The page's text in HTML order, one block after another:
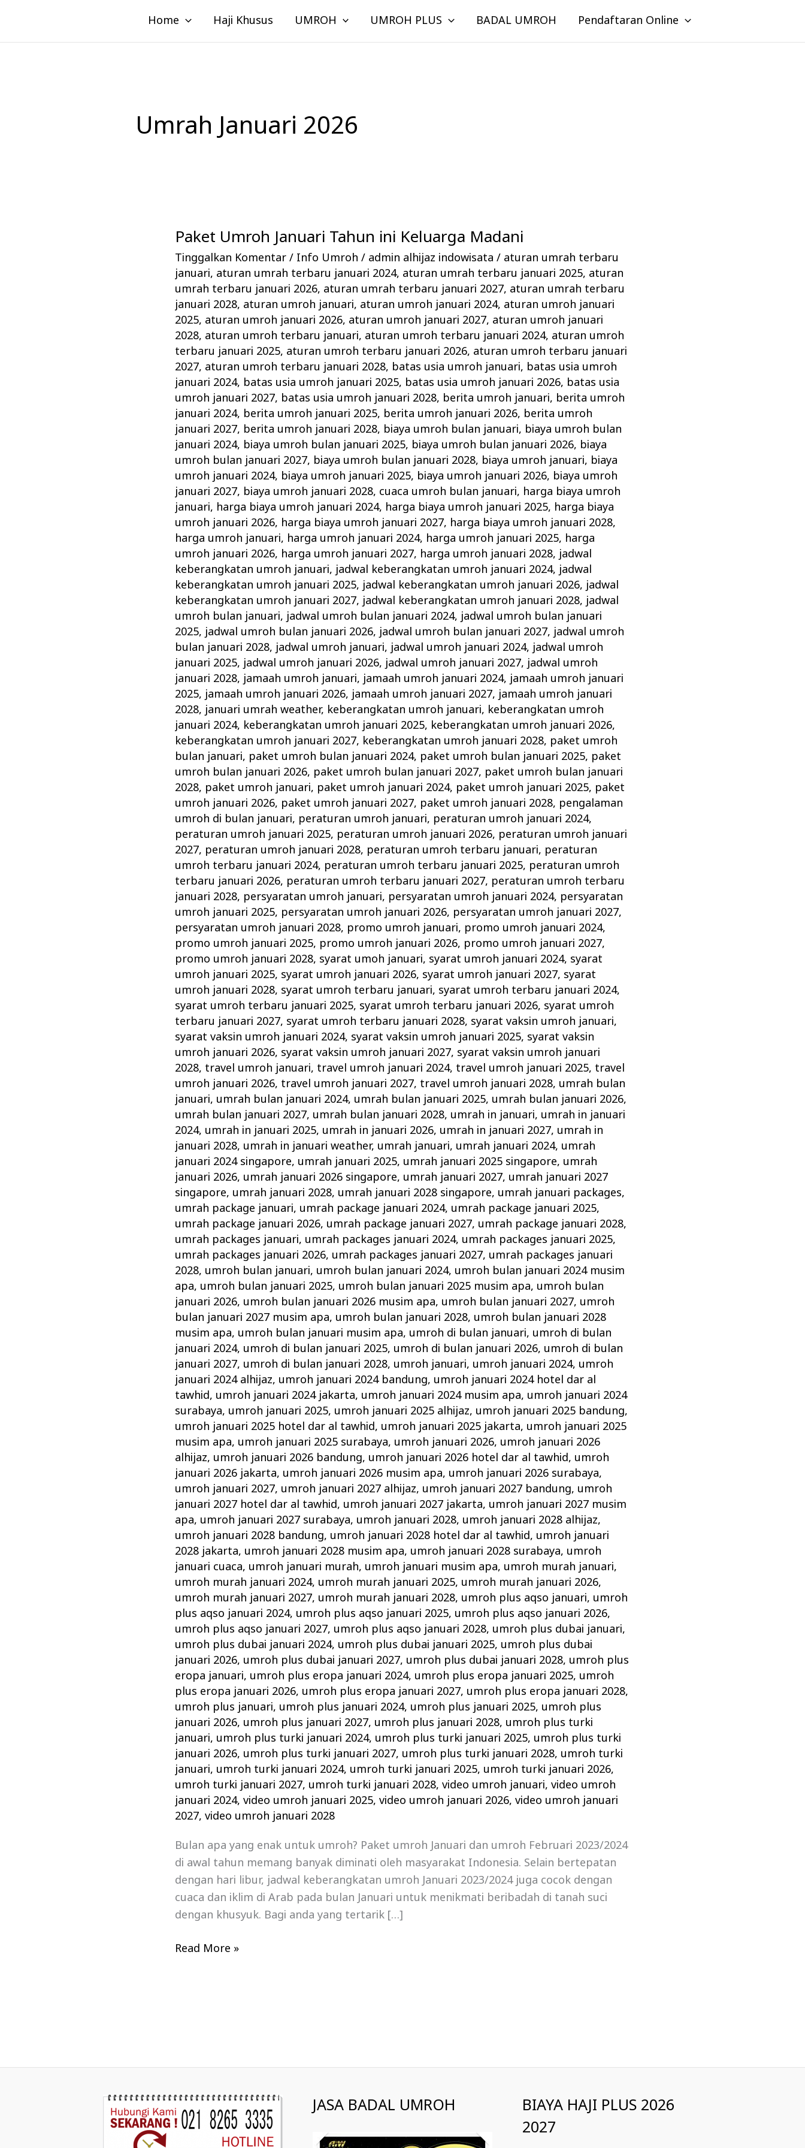
konten
Home Haji Khusus UMROH UMROH PLUS BADAL UMROH Pendaftaran Online
Umrah Januari 2026
Paket Umroh Januari Tahun ini Keluarga Madani
Tinggalkan Komentar / Info Umroh / admin alhijaz indowisata/ aturan umrah terbaru
januari, aturan umrah terbaru januari 2024, aturan umrah terbaru januari 2025, aturan
umrah terbaru januari 2026, aturan umrah terbaru januari 2027, aturan umrah terbaru
januari 2028, aturan umroh januari, aturan umroh januari 2024, aturan umroh januari
2025, aturan umroh januari 2026, aturan umroh januari 2027, aturan umroh januari
2028, aturan umroh terbaru januari, aturan umroh terbaru januari 2024, aturan umroh
terbaru januari 2025, aturan umroh terbaru januari 2026, aturan umroh terbaru januari
2027, aturan umroh terbaru januari 2028, batas usia umroh januari, batas usia umroh
januari 2024, batas usia umroh januari 2025, batas usia umroh januari 2026, batas usia
umroh januari 2027, batas usia umroh januari 2028, berita umroh januari, berita umroh
januari 2024, berita umroh januari 2025, berita umroh januari 2026, berita umroh
januari 2027, berita umroh januari 2028, biaya umroh bulan januari, biaya umroh bulan
januari 2024, biaya umroh bulan januari 2025, biaya umroh bulan januari 2026, biaya
umroh bulan januari 2027, biaya umroh bulan januari 2028, biaya umroh januari, biaya
umroh januari 2024, biaya umroh januari 2025, biaya umroh januari 2026, biaya umroh
januari 2027, biaya umroh januari 2028, cuaca umroh bulan januari, harga biaya umroh
januari, harga biaya umroh januari 2024, harga biaya umroh januari 2025, harga biaya
umroh januari 2026, harga biaya umroh januari 2027, harga biaya umroh januari 2028,
harga umroh januari, harga umroh januari 2024, harga umroh januari 2025, harga
umroh januari 2026, harga umroh januari 2027, harga umroh januari 2028, jadwal
keberangkatan umroh januari, jadwal keberangkatan umroh januari 2024, jadwal
keberangkatan umroh januari 2025, jadwal keberangkatan umroh januari 2026, jadwal
keberangkatan umroh januari 2027, jadwal keberangkatan umroh januari 2028, jadwal
umroh bulan januari, jadwal umroh bulan januari 2024, jadwal umroh bulan januari
2025, jadwal umroh bulan januari 2026, jadwal umroh bulan januari 2027, jadwal umroh
bulan januari 2028, jadwal umroh januari, jadwal umroh januari 2024, jadwal umroh
januari 2025, jadwal umroh januari 2026, jadwal umroh januari 2027, jadwal umroh
januari 2028, jamaah umroh januari, jamaah umroh januari 2024, jamaah umroh januari
2025, jamaah umroh januari 2026, jamaah umroh januari 2027, jamaah umroh januari
2028, januari umrah weather, keberangkatan umroh januari, keberangkatan umroh
januari 2024, keberangkatan umroh januari 2025, keberangkatan umroh januari 2026,
keberangkatan umroh januari 2027, keberangkatan umroh januari 2028, paket umroh
bulan januari, paket umroh bulan januari 2024, paket umroh bulan januari 2025, paket
umroh bulan januari 2026, paket umroh bulan januari 2027, paket umroh bulan januari
2028, paket umroh januari, paket umroh januari 2024, paket umroh januari 2025, paket
umroh januari 2026, paket umroh januari 2027, paket umroh januari 2028, pengalaman
umroh di bulan januari, peraturan umroh januari, peraturan umroh januari 2024,
peraturan umroh januari 2025, peraturan umroh januari 2026, peraturan umroh januari
2027, peraturan umroh januari 2028, peraturan umroh terbaru januari, peraturan
umroh terbaru januari 2024, peraturan umroh terbaru januari 2025, peraturan umroh
terbaru januari 2026, peraturan umroh terbaru januari 2027, peraturan umroh terbaru
januari 2028, persyaratan umroh januari, persyaratan umroh januari 2024, persyaratan
umroh januari 2025, persyaratan umroh januari 2026, persyaratan umroh januari 2027,
persyaratan umroh januari 2028, promo umroh januari, promo umroh januari 2024,
promo umroh januari 2025, promo umroh januari 2026, promo umroh januari 2027,
promo umroh januari 2028, syarat umoh januari, syarat umroh januari 2024, syarat
umroh januari 2025, syarat umroh januari 2026, syarat umroh januari 2027, syarat
umroh januari 2028, syarat umroh terbaru januari, syarat umroh terbaru januari 2024,
syarat umroh terbaru januari 2025, syarat umroh terbaru januari 2026, syarat umroh
terbaru januari 2027, syarat umroh terbaru januari 2028, syarat vaksin umroh januari,
syarat vaksin umroh januari 2024, syarat vaksin umroh januari 2025, syarat vaksin
umroh januari 2026, syarat vaksin umroh januari 2027, syarat vaksin umroh januari
2028, travel umroh januari, travel umroh januari 2024, travel umroh januari 2025, travel
umroh januari 2026, travel umroh januari 2027, travel umroh januari 2028, umrah bulan
januari, umrah bulan januari 2024, umrah bulan januari 2025, umrah bulan januari 2026,
umrah bulan januari 2027, umrah bulan januari 2028, umrah in januari, umrah in januari
2024, umrah in januari 2025, umrah in januari 2026, umrah in januari 2027, umrah in
januari 2028, umrah in januari weather, umrah januari, umrah januari 2024, umrah
januari 2024 singapore, umrah januari 2025, umrah januari 2025 singapore, umrah
januari 2026, umrah januari 2026 singapore, umrah januari 2027, umrah januari 2027
singapore, umrah januari 2028, umrah januari 2028 singapore, umrah januari packages,
umrah package januari, umrah package januari 2024, umrah package januari 2025,
umrah package januari 2026, umrah package januari 2027, umrah package januari 2028,
umrah packages januari, umrah packages januari 2024, umrah packages januari 2025,
umrah packages januari 2026, umrah packages januari 2027, umrah packages januari
2028, umroh bulan januari, umroh bulan januari 2024, umroh bulan januari 2024 musim
apa, umroh bulan januari 2025, umroh bulan januari 2025 musim apa, umroh bulan
januari 2026, umroh bulan januari 2026 musim apa, umroh bulan januari 2027, umroh
bulan januari 2027 musim apa, umroh bulan januari 2028, umroh bulan januari 2028
musim apa, umroh bulan januari musim apa, umroh di bulan januari, umroh di bulan
januari 2024, umroh di bulan januari 2025, umroh di bulan januari 2026, umroh di bulan
januari 2027, umroh di bulan januari 2028, umroh januari, umroh januari 2024, umroh
januari 2024 alhijaz, umroh januari 2024 bandung, umroh januari 2024 hotel dar al
tawhid, umroh januari 2024 jakarta, umroh januari 2024 musim apa, umroh januari 2024
surabaya, umroh januari 2025, umroh januari 2025 alhijaz, umroh januari 2025 bandung,
umroh januari 2025 hotel dar al tawhid, umroh januari 2025 jakarta, umroh januari 2025
musim apa, umroh januari 2025 surabaya, umroh januari 2026, umroh januari 2026
alhijaz, umroh januari 2026 bandung, umroh januari 2026 hotel dar al tawhid, umroh
januari 2026 jakarta, umroh januari 2026 musim apa, umroh januari 2026 surabaya,
umroh januari 2027, umroh januari 2027 alhijaz, umroh januari 2027 bandung, umroh
januari 2027 hotel dar al tawhid, umroh januari 2027 jakarta, umroh januari 2027 musim
apa, umroh januari 2027 surabaya, umroh januari 2028, umroh januari 2028 alhijaz,
umroh januari 2028 bandung, umroh januari 2028 hotel dar al tawhid, umroh januari
2028 jakarta, umroh januari 2028 musim apa, umroh januari 2028 surabaya, umroh
januari cuaca, umroh januari murah, umroh januari musim apa, umroh murah januari,
umroh murah januari 2024, umroh murah januari 2025, umroh murah januari 2026,
umroh murah januari 2027, umroh murah januari 2028, umroh plus aqso januari, umroh
plus aqso januari 2024, umroh plus aqso januari 2025, umroh plus aqso januari 2026,
umroh plus aqso januari 2027, umroh plus aqso januari 2028, umroh plus dubai januari,
umroh plus dubai januari 2024, umroh plus dubai januari 2025, umroh plus dubai
januari 2026, umroh plus dubai januari 2027, umroh plus dubai januari 2028, umroh plus
eropa januari, umroh plus eropa januari 2024, umroh plus eropa januari 2025, umroh
plus eropa januari 2026, umroh plus eropa januari 2027, umroh plus eropa januari 2028,
umroh plus januari, umroh plus januari 2024, umroh plus januari 2025, umroh plus
januari 2026, umroh plus januari 2027, umroh plus januari 2028, umroh plus turki
januari, umroh plus turki januari 2024, umroh plus turki januari 2025, umroh plus turki
januari 2026, umroh plus turki januari 2027, umroh plus turki januari 2028, umroh turki
januari, umroh turki januari 2024, umroh turki januari 2025, umroh turki januari 2026,
umroh turki januari 2027, umroh turki januari 2028,video umroh januari,video umroh
januari 2024,video umroh januari 2025,video umroh januari 2026,video umroh januari
2027,video umroh januari 2028
Bulan apa yang enak untuk umroh? Paket umroh Januari dan umroh Februari 2023/2024
di awal tahun memang banyak diminati oleh masyarakat Indonesia. Selain bertepatan
dengan hari libur, jadwal keberangkatan umroh Januari 2023/2024 juga cocok dengan
cuaca dan iklim di Arab pada bulan Januari untuk menikmati beribadah di tanah suci
dengan khusyuk. Bagi anda yang tertarik […]
Paket
Umroh
Januari
Tahun
ini
Keluarga
Madani
Read More »
JASA BADAL UMROH
BIAYA HAJI PLUS 2026
2027